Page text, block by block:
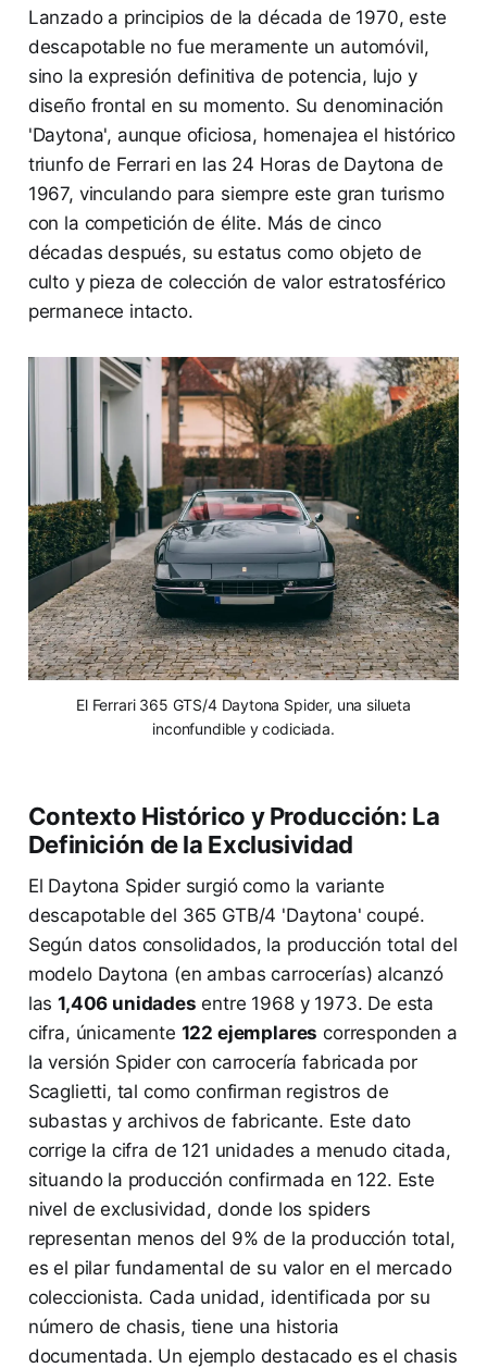
Lanzado a principios de la década de 1970, este
descapotable no fue meramente un automóvil,
sino la expresión definitiva de potencia, lujo y
diseño frontal en su momento. Su denominación
'Daytona', aunque oficiosa, homenajea el histórico
triunfo de Ferrari en las 24 Horas de Daytona de
1967, vinculando para siempre este gran turismo
con la competición de élite. Más de cinco
décadas después, su estatus como objeto de
culto y pieza de colección de valor estratosférico
permanece intacto.
El Ferrari 365 GTS/4 Daytona Spider, una silueta
inconfundible y codiciada.
Contexto Histórico y Producción: La
Definición de la Exclusividad
El Daytona Spider surgió como la variante
descapotable del 365 GTB/4 'Daytona' coupé.
Según datos consolidados, la producción total del
modelo Daytona (en ambas carrocerías) alcanzó
las1,406 unidades entre 1968 y 1973. De esta
cifra, únicamente 122 ejemplares corresponden a
la versión Spider con carrocería fabricada por
Scaglietti, tal como confirman registros de
subastas y archivos de fabricante. Este dato
corrige la cifra de 121 unidades a menudo citada,
situando la producción confirmada en 122. Este
nivel de exclusividad, donde los spiders
representan menos del 9% de la producción total,
es el pilar fundamental de su valor en el mercado
coleccionista. Cada unidad, identificada por su
número de chasis, tiene una historia
documentada. Un ejemplo destacado es el chasis